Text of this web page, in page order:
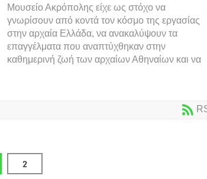
Μουσείο Ακρόπολης είχε ως στόχο να
γνωρίσουν από κοντά τον κόσμο της εργασίας
στην αρχαία Ελλάδα, να ανακαλύψουν τα
επαγγέλματα που αναπτύχθηκαν στην
καθημερινή ζωή των αρχαίων Αθηναίων και να
2